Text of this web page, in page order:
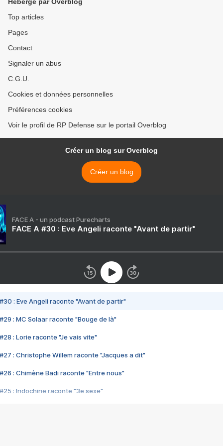
Top articles
Pages
Contact
Signaler un abus
C.G.U.
Cookies et données personnelles
Préférences cookies
Voir le profil de RP Defense sur le portail Overblog
Créer un blog sur Overblog
Créer un blog
FACE A - un podcast Purecharts
FACE A #30 : Eve Angeli raconte "Avant de partir"
#30 : Eve Angeli raconte "Avant de partir"
#29 : MC Solaar raconte "Bouge de là"
#28 : Lorie raconte "Je vais vite"
#27 : Christophe Willem raconte "Jacques a dit"
#26 : Chimène Badi raconte "Entre nous"
#25 : Indochine raconte "3e sexe"